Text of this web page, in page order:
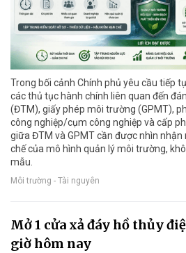
Trong bối cảnh Chính phủ yêu cầu tiếp
các thủ tục hành chính liên quan đến
(ĐTM), giấy phép môi trường (GPMT),
công nghiệp/cụm công nghiệp và cấp
giữa ĐTM và GPMT cần được nhìn
chế của mô hình quản lý môi trường,
mẫu.
Môi trường - Tài nguyên
Mở 1 cửa xả đáy hồ thủy
giờ hôm nay